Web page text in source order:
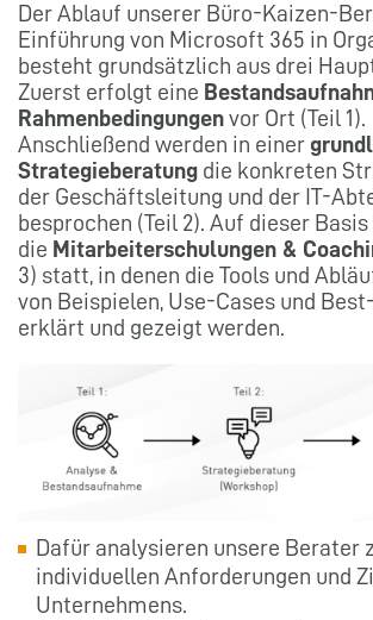
Der Ablauf unserer Büro-Kaizen-
Einführung von Microsoft 365 in
besteht grundsätzlich aus drei
Zuerst erfolgt eine
Rahmenbedingungen vor Ort (Teil 1).
Anschließend werden in einer
Strategieberatung die konkreten
der Geschäftsleitung und der IT-
besprochen (Teil 2). Auf dieser
die Mitarbeiterschulungen &
3) statt, in denen die Tools und
von Beispielen, Use-Cases und
erklärt und gezeigt werden.
Dafür analysieren unsere Berater
individuellen Anforderungen und
Unternehmens.